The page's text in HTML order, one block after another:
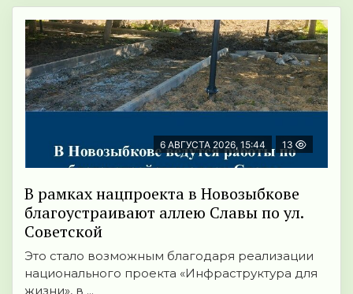
6 АВГУСТА 2026, 15:44 13
В рамках нацпроекта в Новозыбкове
благоустраивают аллею Славы по ул.
Советской
Это стало возможным благодаря реализации
национального проекта «Инфраструктура для
жизни», в ...